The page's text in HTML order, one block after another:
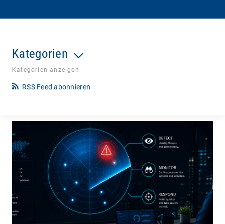
Kategorien
Kategorien anzeigen
RSS Feed abonnieren